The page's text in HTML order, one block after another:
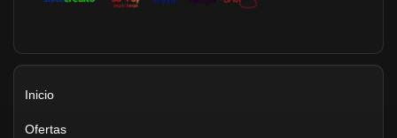
Inicio
Ofertas